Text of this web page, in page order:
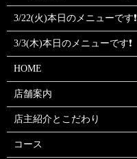
3/22(火)本日のメニューです❗
3/3(木)本日のメニューです❗
HOME
店舗案内
店主紹介とこだわり
コース